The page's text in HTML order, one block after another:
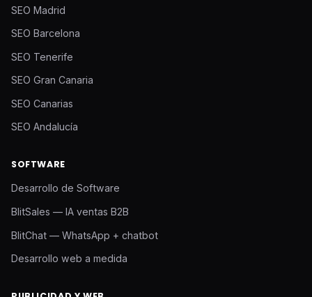
SEO Madrid
SEO Barcelona
SEO Tenerife
SEO Gran Canaria
SEO Canarias
SEO Andalucía
SOFTWARE
Desarrollo de Software
BlitSales — IA ventas B2B
BlitChat — WhatsApp + chatbot
Desarrollo web a medida